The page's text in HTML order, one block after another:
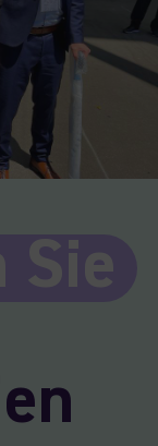
Sie